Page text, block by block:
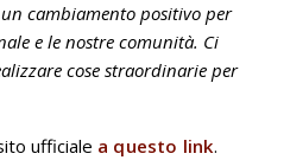
cambiamento positivo per
e le nostre comunità. Ci
cose straordinarie per
ufficiale a questo link.